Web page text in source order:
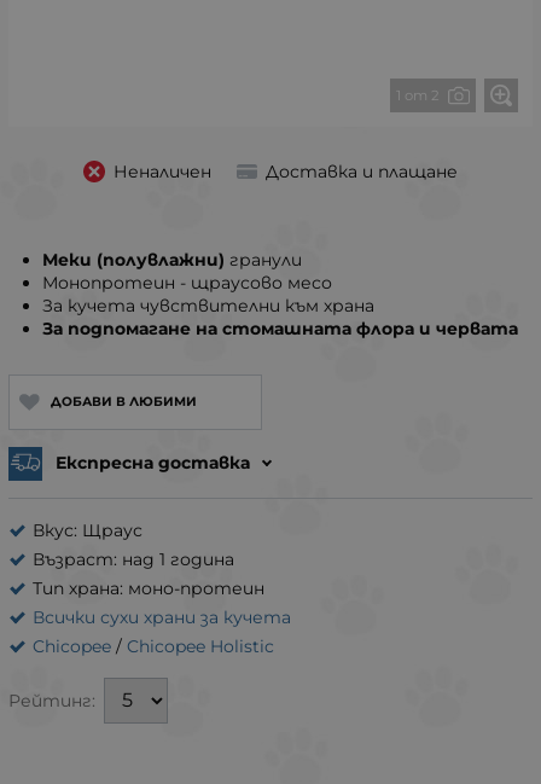
1 от 2
Неналичен Доставка и плащане
ДОБАВИ В ЛЮБИМИ
Експресна доставка
Вкус: Щраус
Възраст: над 1 година
Тип храна: моно-протеин
Всички сухи храни за кучета
Chicopee / Chicopee Holistic
Рейтинг:
Меки (полувлажни) гранули
Монопротеин - щраусово месо
За кучета чувствителни към храна
За подпомагане на стомашната флора и червата